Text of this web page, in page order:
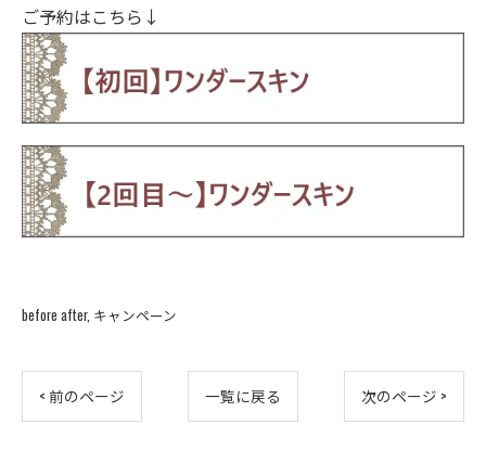
ご予約はこちら↓
before after キャンペーン
< 前のページ 一覧に戻る 次のページ >